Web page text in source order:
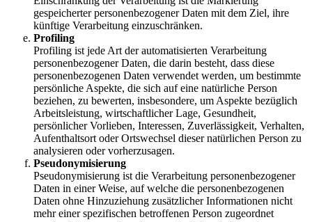
gespeicherter personenbezogener Daten mit dem Ziel, ihre
künftige Verarbeitung einzuschränken.
Profiling
Profiling ist jede Art der automatisierten Verarbeitung
personenbezogener Daten, die darin besteht, dass diese
personenbezogenen Daten verwendet werden, um bestimmte
persönliche Aspekte, die sich auf eine natürliche Person
beziehen, zu bewerten, insbesondere, um Aspekte bezüglich
Arbeitsleistung, wirtschaftlicher Lage, Gesundheit,
persönlicher Vorlieben, Interessen, Zuverlässigkeit, Verhalten,
Aufenthaltsort oder Ortswechsel dieser natürlichen Person zu
analysieren oder vorherzusagen.
Pseudonymisierung
Pseudonymisierung ist die Verarbeitung personenbezogener
Daten in einer Weise, auf welche die personenbezogenen
Daten ohne Hinzuziehung zusätzlicher Informationen nicht
mehr einer spezifischen betroffenen Person zugeordnet